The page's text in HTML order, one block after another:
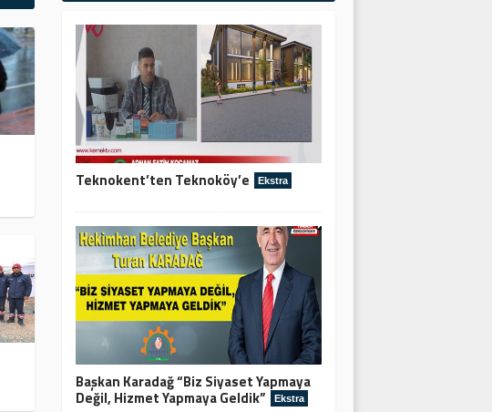
Teknokent’ten Teknoköy’e Ekstra
Başkan Karadağ “Biz Siyaset Yapmaya
Değil, Hizmet Yapmaya Geldik” Ekstra